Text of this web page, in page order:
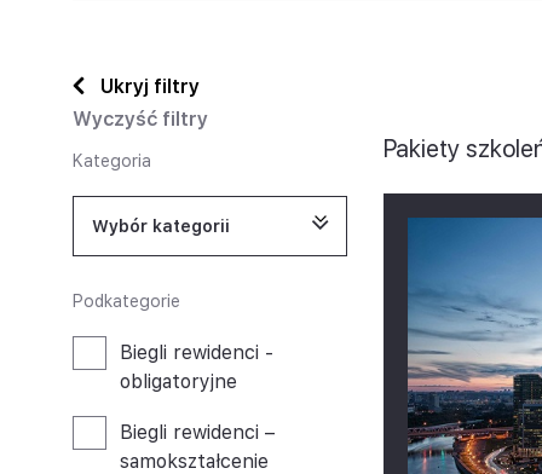
Sprzedaż i negocjacje
Szkolenia branżowe
Ukryj filtry
Wyczyść filtry
Kategoria
Wybór kategorii
Podkategorie
Biegli rewidenci -
obligatoryjne
Biegli rewidenci –
samokształcenie
Pakiety